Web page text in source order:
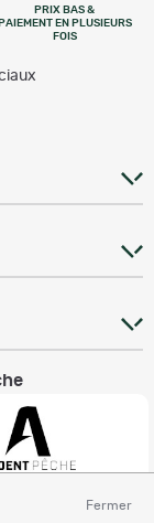
Fermer
PRIX BAS &
PAIEMENT EN PLUSIEURS
FOIS